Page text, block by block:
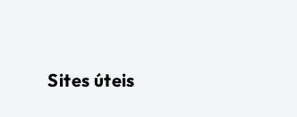
Sites úteis